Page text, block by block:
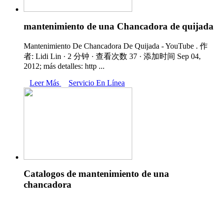
mantenimiento de una Chancadora de quijada
Mantenimiento De Chancadora De Quijada - YouTube . 作
者: Lidi Lin · 2 分钟 · 查看次数 37 · 添加时间 Sep 04,
2012; más detalles: http ...
Leer Más
Servicio En Línea
Catalogos de mantenimiento de una
chancadora